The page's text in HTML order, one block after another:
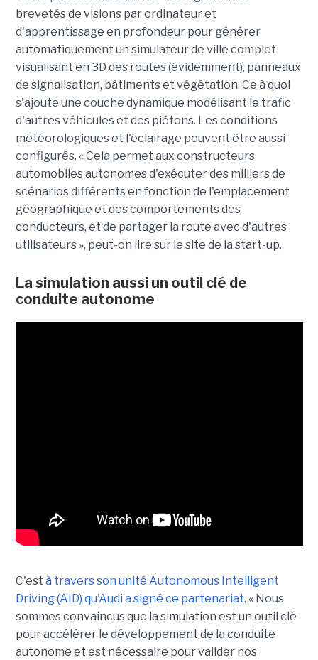
brevetés de visions par ordinateur et
d'apprentissage en profondeur pour générer
automatiquement un simulateur de ville complet
visualisant en 3D des routes (évidemment), panneaux
de signalisation, bâtiments et végétation. Ce à quoi
s'ajoute une couche dynamique modélisant le trafic
d'autres véhicules et des piétons. Les conditions
météorologiques et l'éclairage peuvent être aussi
configurés. « Cela permet aux constructeurs
automobiles autonomes d'exécuter des milliers de
scénarios différents en fonction de l'emplacement
géographique et des comportements des
conducteurs, et de partager la route avec d'autres
utilisateurs », peut-on lire sur le site de la start-up.
La simulation aussi un outil clé de
conduite autonome
C'est à travers son unité Autonomous Intelligent
Driving (AID) qu'Audi a signé ce partenariat. « Nous
sommes convaincus que la simulation est un outil clé
pour accélérer le développement de la conduite
autonome et est nécessaire pour valider nos